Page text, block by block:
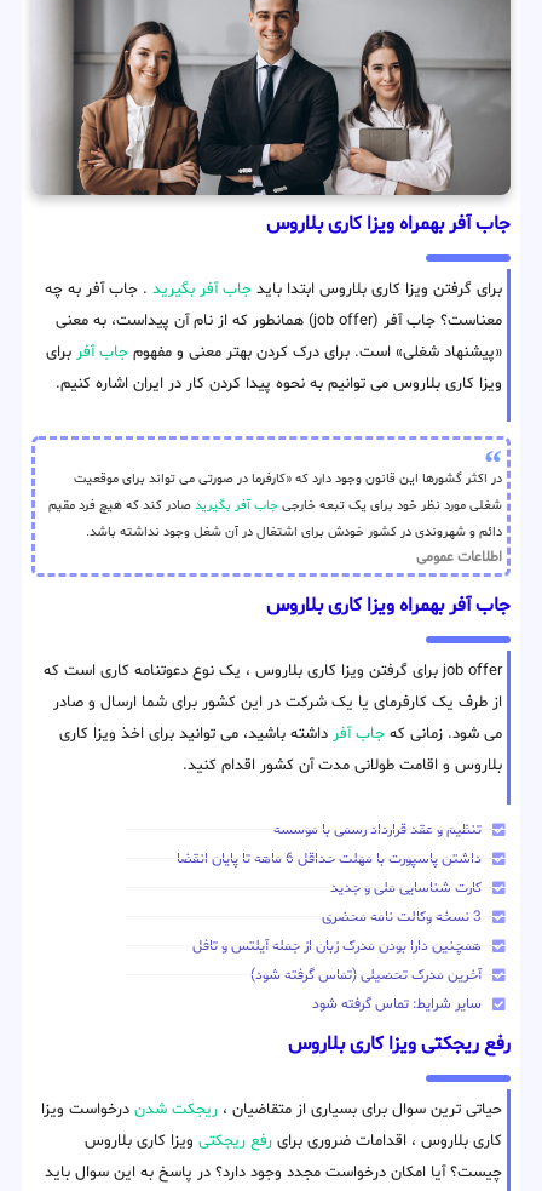
جاب آفر بهمراه ویزا کاری بلاروس
برای گرفتن ویزا کاری بلاروس ابتدا باید جاب آفر بگیرید . جاب آفر به چه
معناست؟ جاب آفر (job offer) همانطور که از نام آن پیداست، به معنی
«پیشنهاد شغلی» است. برای درک کردن بهتر معنی و مفهوم جاب آفر برای
ویزا کاری بلاروس می توانیم به نحوه پیدا کردن کار در ایران اشاره کنیم.
در اکثر گشورها این قانون وجود دارد که «کارفرما در صورتی می تواند برای موقعیت
شغلی مورد نظر خود برای یک تبعه خارجی جاب آفر بگیرید صادر کند که هیچ فرد مقیم
دائم و شهروندی در کشور خودش برای اشتغال در آن شغل وجود نداشته باشد.
اطلاعات عمومی
جاب آفر بهمراه ویزا کاری بلاروس
job offer برای گرفتن ویزا کاری بلاروس ، یک نوع دعوتنامه کاری است که
از طرف یک کارفرمای یا یک شرکت در این کشور برای شما ارسال و صادر
می شود. زمانی که جاب آفر داشته باشید، می توانید برای اخذ ویزا کاری
بلاروس و اقامت طولانی مدت آن کشور اقدام کنید.
تنظیم و عقد قرارداد رسمی با موسسه
داشتن پاسپورت با مهلت حداقل 6 ماهه تا پایان انقضا
کارت شناسایی ملی و جدید
3 نسخه وکالت نامه محضری
همچنین دارا بودن مدرک زبان از جمله آیلتس و تافل
آخرین مدرک تحصیلی (تماس گرفته شود)
سایر شرایط: تماس گرفته شود
رفع ریجکتی ویزا کاری بلاروس
حیاتی ترین سوال برای بسیاری از متقاضیان ، ریجکت شدن درخواست ویزا
کاری بلاروس ، اقدامات ضروری برای رفع ریجکتی ویزا کاری بلاروس
چیست؟ آیا امکان درخواست مجدد وجود دارد؟ در پاسخ به این سوال باید